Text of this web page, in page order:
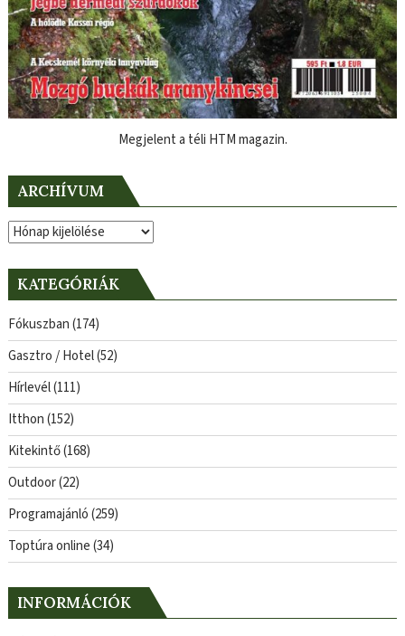
Megjelent a téli HTM magazin.
ARCHÍVUM
Archívum
KATEGÓRIÁK
Fókuszban(174)
Gasztro / Hotel(52)
Hírlevél(111)
Itthon(152)
Kitekintő(168)
Outdoor(22)
Programajánló(259)
Toptúra online(34)
INFORMÁCIÓK